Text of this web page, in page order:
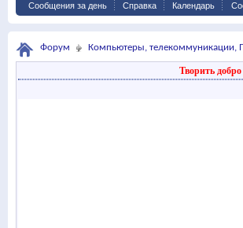
Сообщения за день Справка Календарь
Форум Компьютеры, телекоммуникации,
Творить добро